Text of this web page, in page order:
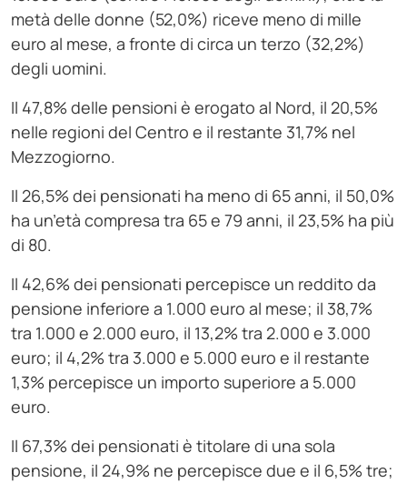
metà delle donne (52,0%) riceve meno di mille
euro al mese, a fronte di circa un terzo (32,2%)
degli uomini.
Il 47,8% delle pensioni è erogato al Nord, il 20,5%
nelle regioni del Centro e il restante 31,7% nel
Mezzogiorno.
Il 26,5% dei pensionati ha meno di 65 anni, il 50,0%
ha un’età compresa tra 65 e 79 anni, il 23,5% ha più
di 80.
Il 42,6% dei pensionati percepisce un reddito da
pensione inferiore a 1.000 euro al mese; il 38,7%
tra 1.000 e 2.000 euro, il 13,2% tra 2.000 e 3.000
euro; il 4,2% tra 3.000 e 5.000 euro e il restante
1,3% percepisce un importo superiore a 5.000
euro.
Il 67,3% dei pensionati è titolare di una sola
pensione, il 24,9% ne percepisce due e il 6,5% tre;